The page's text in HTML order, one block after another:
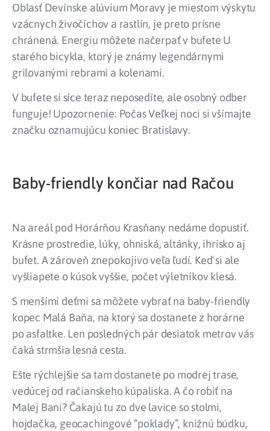
Oblasť Devínske alúvium Moravy je miestom výskytu
vzácnych živočíchov a rastlín, je preto prísne
chránená. Energiu môžete načerpať v bufete U
starého bicykla, ktorý je známy legendárnymi
grilovanými rebrami a kolenami.
V bufete si síce teraz neposedíte, ale osobný odber
funguje! Upozornenie: Počas Veľkej noci si všímajte
značku oznamujúcu koniec Bratislavy.
Baby-friendly končiar nad Račou
Na areál pod Horárňou Krasňany nedáme dopustiť.
Krásne prostredie, lúky, ohniská, altánky, ihrisko aj
bufet. A zároveň znepokojivo veľa ľudí. Keď si ale
vyšliapete o kúsok vyššie, počet výletníkov klesá.
S menšími deťmi sa môžete vybrať na baby-friendly
kopec Malá Baňa, na ktorý sa dostanete z horárne
po asfaltke. Len posledných pár desiatok metrov vás
čaká strmšia lesná cesta.
Ešte rýchlejšie sa tam dostanete po modrej trase,
vedúcej od račianskeho kúpaliska. A čo robiť na
Malej Bani? Čakajú tu zo dve lavice so stolmi,
hojdačka, geocachingové “poklady”, knižnú búdku,